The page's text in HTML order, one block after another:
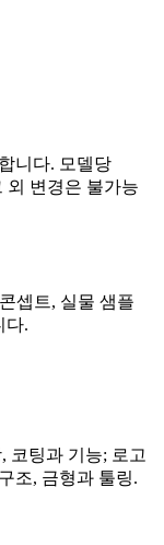
니다. 모델당
외 변경은 불가능
셉트, 실물 샘플
다.
코팅과 기능; 로고
조, 금형과 툴링.